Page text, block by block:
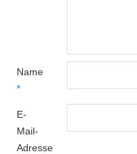
Name
*
E-
Mail-
Adresse